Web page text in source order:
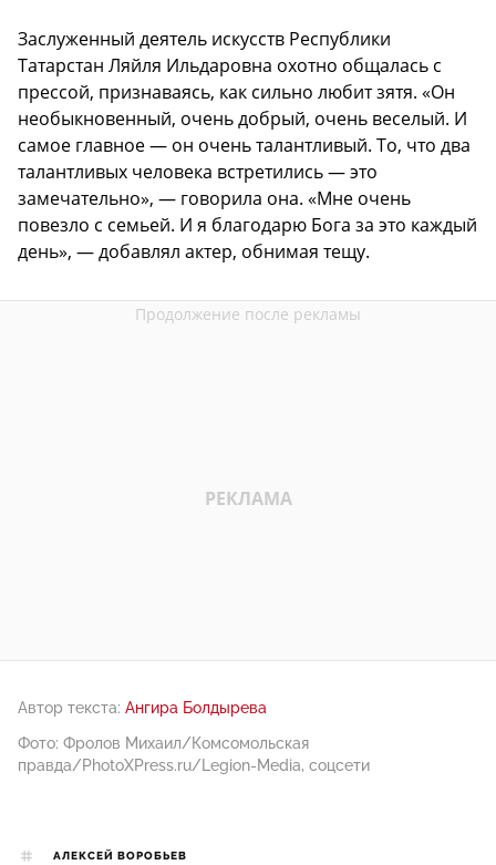
Заслуженный деятель искусств Республики
Татарстан Ляйля Ильдаровна охотно общалась с
прессой, признаваясь, как сильно любит зятя. «Он
необыкновенный, очень добрый, очень веселый. И
самое главное — он очень талантливый. То, что два
талантливых человека встретились — это
замечательно», — говорила она. «Мне очень
повезло с семьей. И я благодарю Бога за это каждый
день», — добавлял актер, обнимая тещу.
Автор текста: Ангира Болдырева
Фото: Фролов Михаил/Комсомольская
правда/PhotoXPress.ru/Legion-Media, соцсети
АЛЕКСЕЙ ВОРОБЬЕВ